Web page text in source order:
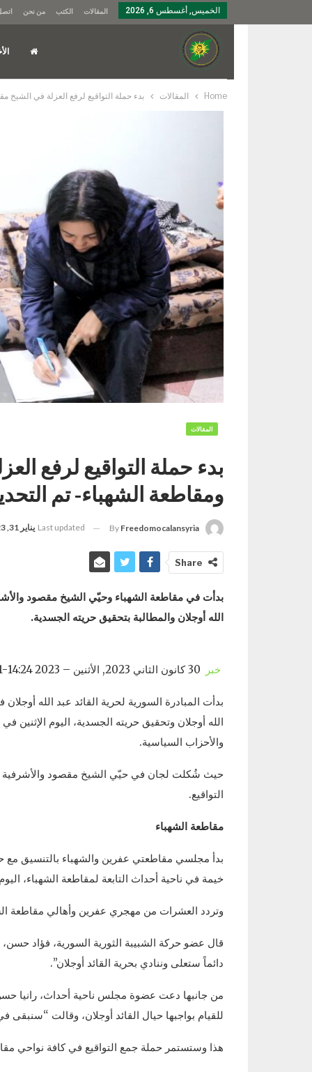
الخميس, أغسطس 6, 2026 المقالات الكتب من نحن
Home المقالات ​​​​​​​بدء حملة التواقيع لرفع العزلة في
المقالات
​​​​​​​بدء حملة التواقيع لرفع
ومقاطعة الشهباء- تم
By Freedomocalansyria
Last updated يناير 31, 2023
Share
بدأت في مقاطعة الشهباء وحيّي الشيخ مقصود
الله أوجلان والمطالبة بتحقيق حريته الجسدية.
خبر
بدأت المبادرة السورية لحرية القائد عبد الله
الله أوجلان وتحقيق حريته الجسدية، اليوم
والأحزاب السياسية.
حيث شُكلت لجان في حيّي الشيخ مقصود والأشرفية
التواقيع.
مقاطعة الشهباء
بدأ مجلسي مقاطعتي عفرين والشهباء بالتنسيق مع
خيمة في ناحية أحداث التابعة لمقاطعة الشهباء، اليوم
وتردد العشرات من مهجري عفرين وأهالي مقاطعة
قال عضو حركة الشبيبة الثورية السورية، فؤاد
دائماً ستعلى وننادي بحرية القائد أوجلان”.
من جانبها دعت عضوة مجلس ناحية أحداث، رانيا حسن
للقيام بواجبها حيال القائد أوجلان، وقالت
هذا وستستمر حملة جمع التواقيع في كافة نواحي